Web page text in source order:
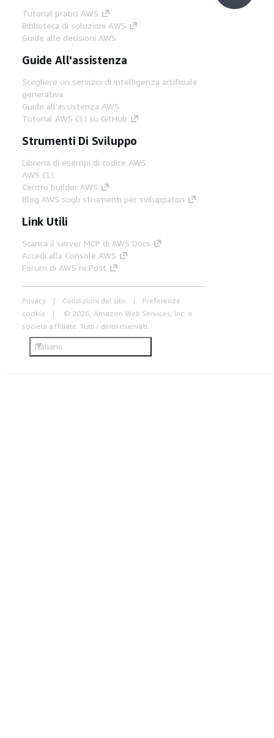
Tutorial pratici AWS
Biblioteca di soluzioni AWS
Guide alle decisioni AWS
Guide All'assistenza
Scegliere un servizio di intelligenza artificiale
generativa
Guide all'assistenza AWS
Tutorial AWS CLI su GitHub
Strumenti Di Sviluppo
Libreria di esempi di codice AWS
AWS CLI
Centro builder AWS
Blog AWS sugli strumenti per sviluppatori
Link Utili
Scarica il server MCP di AWS Docs
Accedi alla Console AWS
Forum di AWS re:Post
Privacy Condizioni del sito
Preferenze
cookie
© 2026, Amazon Web Services, Inc. o
società affiliate. Tutti i diritti riservati.
Italiano